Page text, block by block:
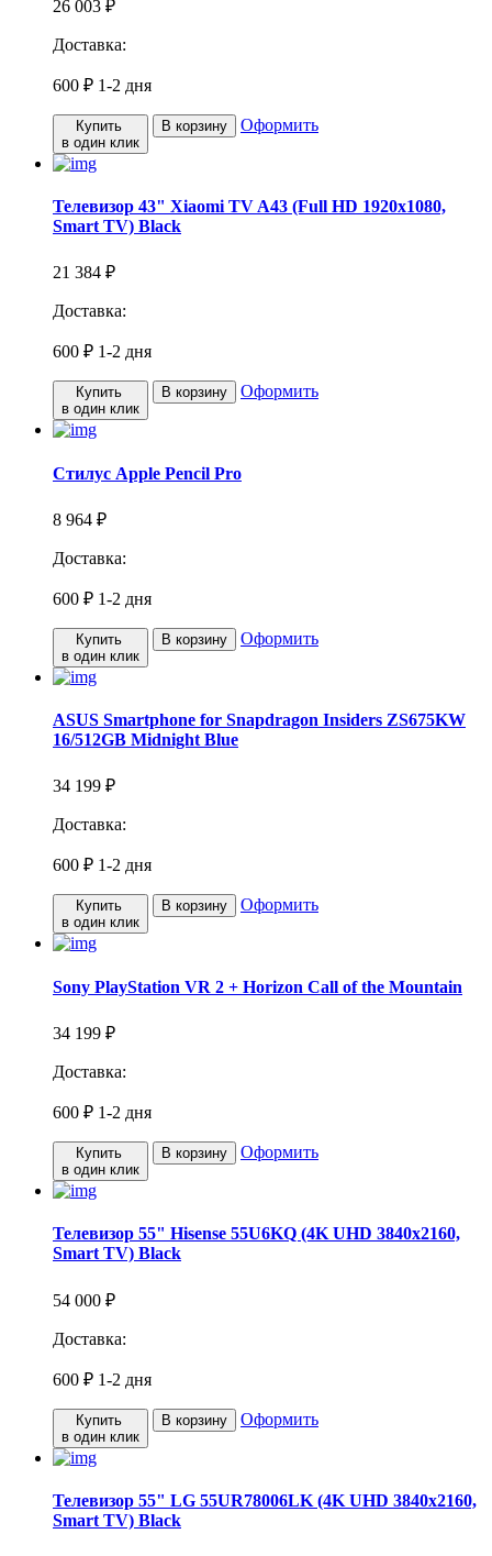
26 003 ₽
Доставка:
600 ₽ 1-2 дня
Купить
в один клик
В корзину Оформить
Телевизор 43" Xiaomi TV A43 (Full HD 1920x1080,
Smart TV) Black
21 384 ₽
Доставка:
600 ₽ 1-2 дня
Купить
в один клик
В корзину Оформить
Стилус Apple Pencil Pro
8 964 ₽
Доставка:
600 ₽ 1-2 дня
Купить
в один клик
В корзину Оформить
ASUS Smartphone for Snapdragon Insiders ZS675KW
16/512GB Midnight Blue
34 199 ₽
Доставка:
600 ₽ 1-2 дня
Купить
в один клик
В корзину Оформить
Sony PlayStation VR 2 + Horizon Call of the Mountain
34 199 ₽
Доставка:
600 ₽ 1-2 дня
Купить
в один клик
В корзину Оформить
Телевизор 55" Hisense 55U6KQ (4K UHD 3840x2160,
Smart TV) Black
54 000 ₽
Доставка:
600 ₽ 1-2 дня
Купить
в один клик
В корзину Оформить
Телевизор 55" LG 55UR78006LK (4K UHD 3840x2160,
Smart TV) Black